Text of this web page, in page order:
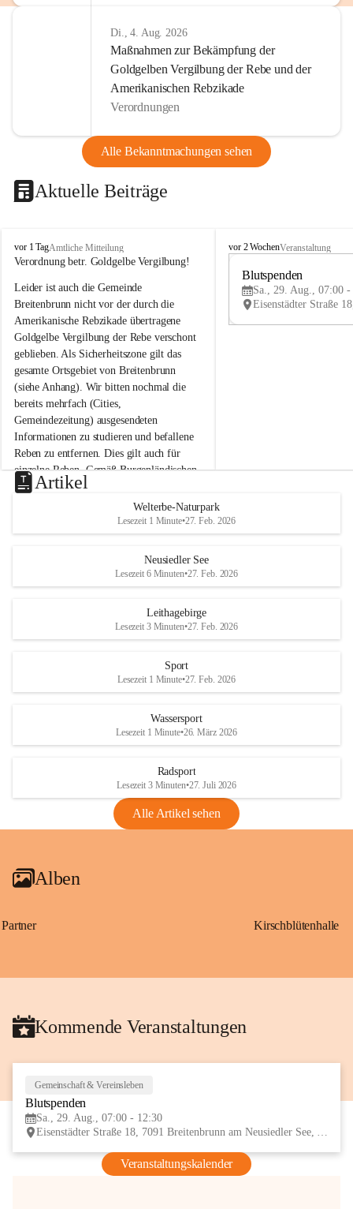
Di., 4. Aug. 2026
Maßnahmen zur Bekämpfung der
Goldgelben Vergilbung der Rebe und der
Amerikanischen Rebzikade
Verordnungen
Alle Bekanntmachungen sehen
Aktuelle Beiträge
B
r
i
t
e
n
b
r
u
n
n
a
m
N
e
u
s
d
S
vor 1 TagAmtliche Mitteilung
Verordnung betr. Goldgelbe Vergilbung!
Leider ist auch die Gemeinde
Breitenbrunn nicht vor der durch die
Amerikanische Rebzikade übertragene
Goldgelbe Vergilbung der Rebe verschont
geblieben. Als Sicherheitszone gilt das
gesamte Ortsgebiet von Breitenbrunn
(siehe Anhang). Wir bitten nochmal die
bereits mehrfach (Cities,
Gemeindezeitung) ausgesendeten
Informationen zu studieren und befallene
Reben zu entfernen. Dies gilt auch für
einzelne Reben. Gemäß Burgenländischen
Weinbaugesetz sind nicht gepflegte oder
unzulässige Weingärten zu roden! Bitte
helfen wir zusammen um unsere Winzer
vor den prognostizierten Ernteausfällen
und den daraus folgenden wirtschaftlichen
Maßnahmen zur Bekämpfung
Rebe und der Amerikanischen
Anhang VBl. EU Nr. 18
1 Seite•1,4 MB
VBl. EU Nr. 18_2026
B
e
u
e
d
r
S
vor 2 WochenVeranstaltung
Blutspenden
Sa., 29. Aug., 07:00 -
Artikel
Welterbe-Naturpark
Lesezeit 1 Minute•27. Feb. 2026
Neusiedler See
Lesezeit 6 Minuten•27. Feb. 2026
Leithagebirge
Lesezeit 3 Minuten•27. Feb. 2026
Sport
Lesezeit 1 Minute•27. Feb. 2026
Wassersport
Lesezeit 1 Minute•26. März 2026
Radsport
Lesezeit 3 Minuten•27. Juli 2026
Alle Artikel sehen
Alben
Partner Kirschblütenhalle
Kommende Veranstaltungen
Gemeinschaft & Vereinsleben
Blutspenden
Sa., 29. Aug., 07:00 - 12:30
Eisenstädter Straße 18, 7091 Breitenbrunn am Neusiedler See, AUT
Veranstaltungskalender